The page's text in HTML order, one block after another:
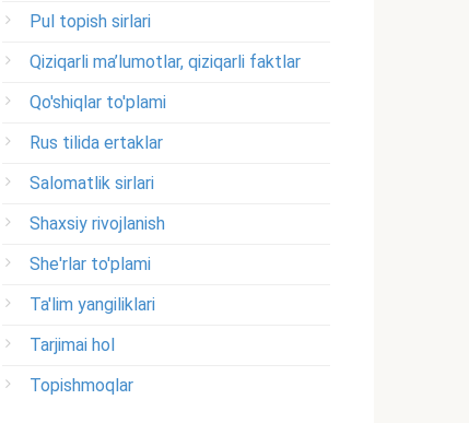
Pul topish sirlari
Qiziqarli ma’lumotlar, qiziqarli faktlar
Qo'shiqlar to'plami
Rus tilida ertaklar
Salomatlik sirlari
Shaxsiy rivojlanish
She'rlar to'plami
Ta'lim yangiliklari
Tarjimai hol
Topishmoqlar